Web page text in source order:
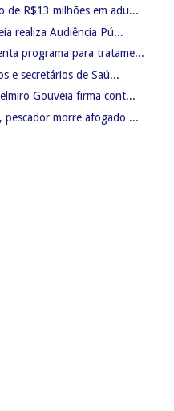
de R$13 milhões em adu...
realiza Audiência Pú...
programa para tratame...
e secretários de Saú...
Gouveia firma cont...
pescador morre afogado ...